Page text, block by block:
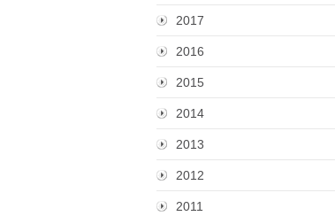
2017
2016
2015
2014
2013
2012
2011